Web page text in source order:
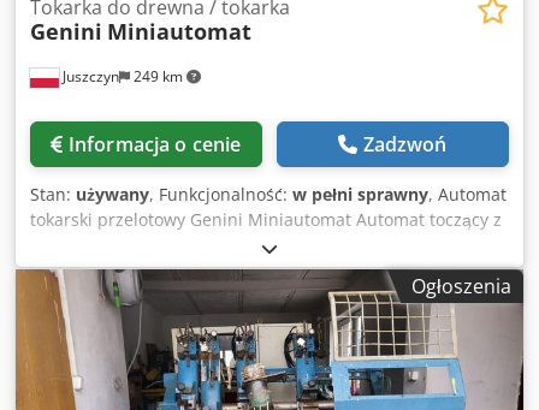
Juszczyn 249 km
Tokarka do drewna / tokarka
Genini Miniautomat
Informacja o cenie Zadzwoń
Stan: używany, Funkcjonalność: w pełni sprawny, Automat
tokarski przelotowy Genini Miniautomat Automat toczący z
kantówki Silnik pompy hydraulicznej o mocy 1,5kw
Maksymalna długość kantówki 950mm Dksdpfxjzgc Rcj
Aagsr Maksymalna długość toczenia 120mm Maksymalna
średnica toczenia 80 mm Dwa suporty z nożami
profilującymi 1 wrzeciono czołowe do wiercenia lub
profilowania czołowego 1 nóż zgrubnie toczący Waga
maszyny około 1800kg Znak CE
Ogłoszenia